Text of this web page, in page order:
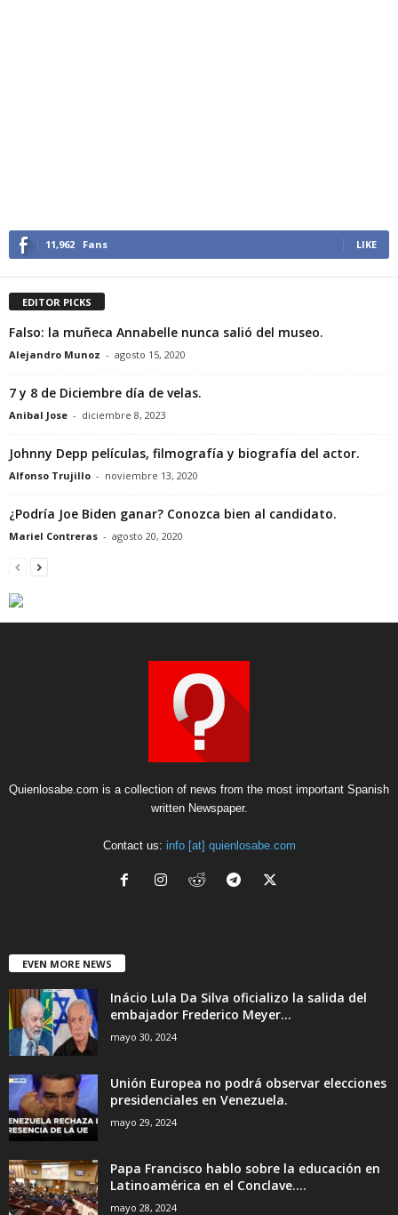
11,962 Fans LIKE
EDITOR PICKS
Falso: la muñeca Annabelle nunca salió del museo.
Alejandro Munoz - agosto 15, 2020
7 y 8 de Diciembre día de velas.
Anibal Jose - diciembre 8, 2023
Johnny Depp películas, filmografía y biografía del actor.
Alfonso Trujillo - noviembre 13, 2020
¿Podría Joe Biden ganar? Conozca bien al candidato.
Mariel Contreras - agosto 20, 2020
Quienlosabe.com is a collection of news from the most important Spanish
written Newspaper.
Contact us: info [at] quienlosabe.com
EVEN MORE NEWS
Inácio Lula Da Silva oficializo la salida del
embajador Frederico Meyer...
mayo 30, 2024
Unión Europea no podrá observar elecciones
presidenciales en Venezuela.
mayo 29, 2024
Papa Francisco hablo sobre la educación en
Latinoamérica en el Conclave....
mayo 28, 2024